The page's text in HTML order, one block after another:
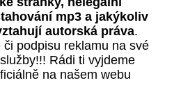
mp3 a jakýkoliv
autorská práva.
podpisu reklamu na své
Rádi ti vyjdeme
na našem webu